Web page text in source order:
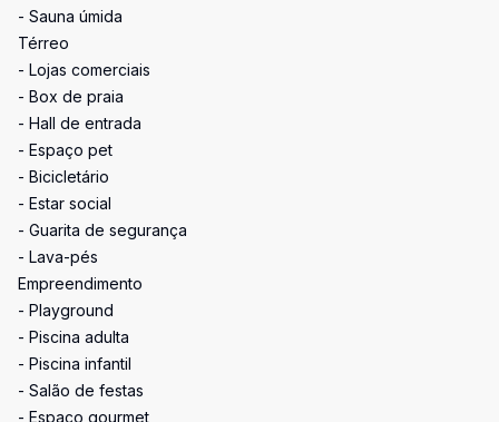
- Sauna úmida
Térreo
- Lojas comerciais
- Box de praia
- Hall de entrada
- Espaço pet
- Bicicletário
- Estar social
- Guarita de segurança
- Lava-pés
Empreendimento
- Playground
- Piscina adulta
- Piscina infantil
- Salão de festas
- Espaço gourmet